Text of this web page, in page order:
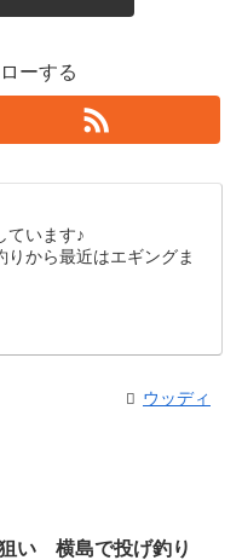
ーする
ています♪
りから最近はエギングま
ウッディ
い 横島で投げ釣り